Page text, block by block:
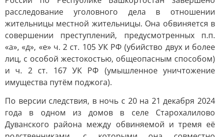
расследование уголовного дела в отношении
жительницы местной жительницы. Она обвиняется в
совершении преступлений, предусмотренных п.п.
«а», «д», «е» ч. 2 ст. 105 УК РФ (убийство двух и более
лиц, с особой жестокостью, общеопасным способом)
и ч. 2 ст. 167 УК РФ (умышленное уничтожение
имущества путём поджога).
По версии следствия, в ночь с 20 на 21 декабря 2024
года в одном из домов в селе Старохалилово
Дуванского района между обвиняемой и тремя её